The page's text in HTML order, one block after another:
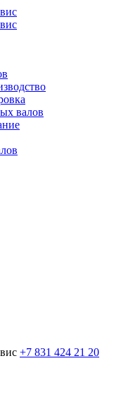
валов
+7 831 424 21 20